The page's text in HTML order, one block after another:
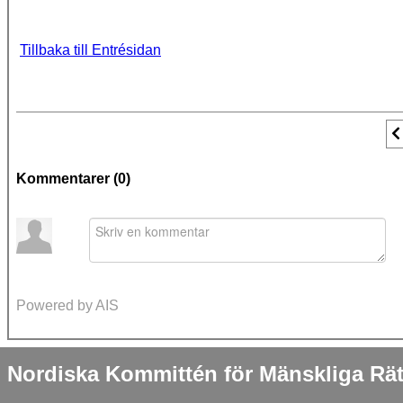
Tillbaka till Entrésidan
Kommentarer (0)
Powered by AIS
Nordiska Kommittén för Mänskliga